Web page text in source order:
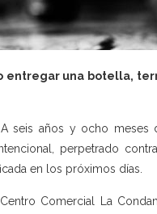
entregar una botella,
A seis años y ocho meses
perpetrado
en los próximos días.
Comercial La